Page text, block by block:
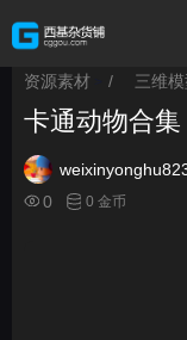
资源素材 / 三维
卡通动物合
0
0 金币